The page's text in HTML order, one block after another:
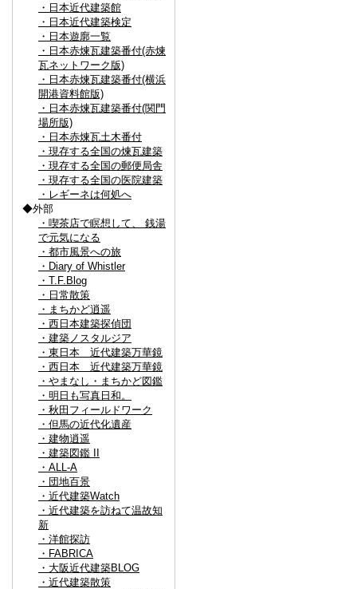
・日本近代建築館
・日本近代建築検定
・日本遊廓一覧
・日本赤煉瓦建築番付(赤煉
瓦ネットワーク版)
・日本赤煉瓦建築番付(横浜
開港資料館版)
・日本赤煉瓦建築番付(関門
場所版)
・日本赤煉瓦土木番付
・現存する全国の煉瓦建築
・現存する全国の郵便局舎
・現存する全国の医院建築
・レギーネは何処へ
◆外部
・喫茶店で瞑想して、 銭湯
で元気になる
・都市風景への旅
・Diary of Whistler
・T.F.Blog
・日常散策
・まちかど逍遥
・西日本建築探偵団
・建築ノスタルジア
・東日本 近代建築万華鏡
・西日本 近代建築万華鏡
・やまなし・まちかど図鑑
・明日も写真日和。
・秋田フィールドワーク
・但馬の近代化遺産
・建物逍遥
・建築図鑑 II
・ALL-A
・団地百景
・近代建築Watch
・近代建築を訪ねて温故知
新
・洋館探訪
・FABRICA
・大阪近代建築BLOG
・近代建築散策